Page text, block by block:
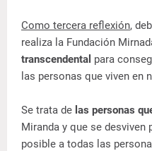
Como tercera reflexión,
realiza la Fundación
transcendental para
las personas que viven en
Se trata de las personas
Miranda y que se desviven
posible a todas las